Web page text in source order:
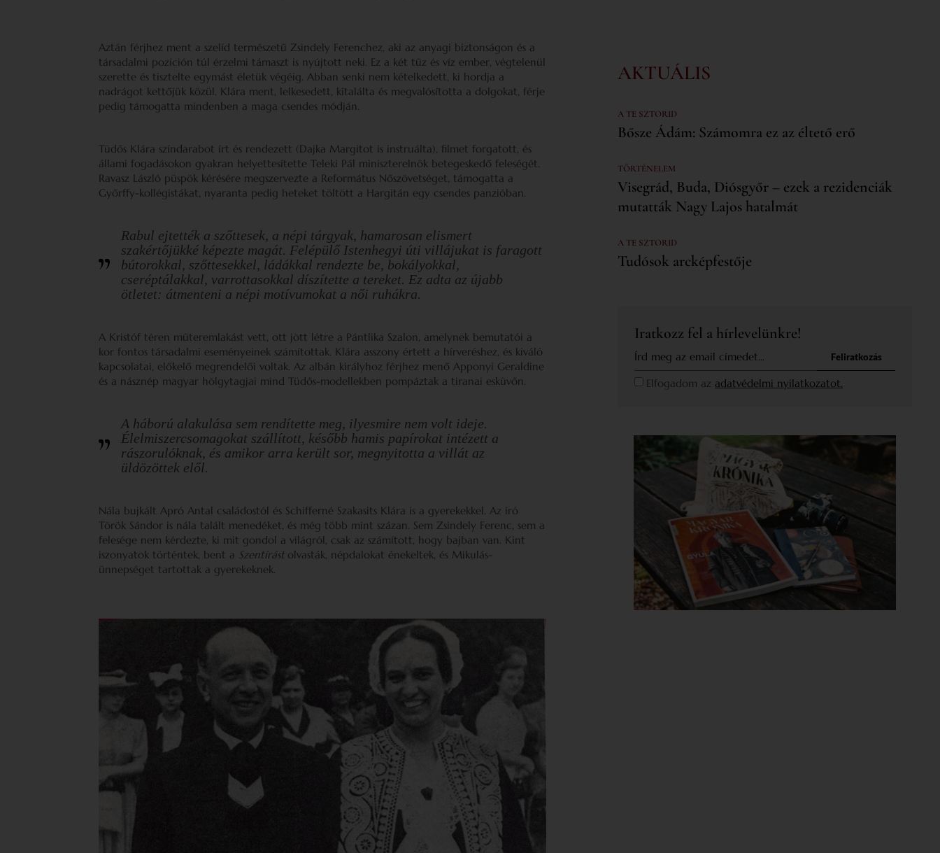
Aztán férjhez ment a szelíd természetű Zsindely Ferenchez, aki az anyagi biztonságon és a
társadalmi pozíción túl érzelmi támaszt is nyújtott neki. Ez a két tűz és víz ember, végtelenül
szerette és tisztelte egymást életük végéig. Abban senki nem kételkedett, ki hordja a
nadrágot kettőjük közül. Klára ment, lelkesedett, kitalálta és megvalósította a dolgokat, férje
pedig támogatta mindenben a maga csendes módján.
Tüdős Klára színdarabot írt és rendezett (Dajka Margitot is instruálta), filmet forgatott, és
állami fogadásokon gyakran helyettesítette Teleki Pál miniszterelnök betegeskedő feleségét.
Ravasz László püspök kérésére megszervezte a Református Nőszövetséget, támogatta a
Győrffy-kollégistákat, nyaranta pedig heteket töltött a Hargitán egy csendes panzióban.
Rabul ejtették a szőttesek, a népi tárgyak, hamarosan elismert
szakértőjükké képezte magát. Felépülő Istenhegyi úti villájukat is faragott
bútorokkal, szőttesekkel, ládákkal rendezte be, bokályokkal,
cseréptálakkal, varrottasokkal díszítette a tereket. Ez adta az újabb
ötletet: átmenteni a népi motívumokat a női ruhákra.
A Kristóf téren műteremlakást vett, ott jött létre a Pántlika Szalon, amelynek bemutatói a
kor fontos társadalmi eseményeinek számítottak. Klára asszony értett a hírveréshez, és kiváló
kapcsolatai, előkelő megrendelői voltak. Az albán királyhoz férjhez menő Apponyi Geraldine
és a násznép magyar hölgytagjai mind Tüdős-modellekben pompáztak a tiranai esküvőn.
A háború alakulása sem rendítette meg, ilyesmire nem volt ideje.
Élelmiszercsomagokat szállított, később hamis papírokat intézett a
rászorulóknak, és amikor arra került sor, megnyitotta a villát az
üldözöttek elől.
Nála bujkált Apró Antal családostól és Schifferné Szakasits Klára is a gyerekekkel. Az író
Török Sándor is nála talált menedéket, és még több mint százan. Sem Zsindely Ferenc, sem a
felesége nem kérdezte, ki mit gondol a világról, csak az számított, hogy bajban van. Kint
iszonyatok történtek, bent a Szentírást olvasták, népdalokat énekeltek, és Mikulás-
ünnepséget tartottak a gyerekeknek.
AKTUÁLIS
A TE SZTORID
Bősze Ádám: Számomra ez az éltető erő
TÖRTÉNELEM
Visegrád, Buda, Diósgyőr – ezek a rezidenciák
mutatták Nagy Lajos hatalmát
A TE SZTORID
Tudósok arcképfestője
Iratkozz fel a hírlevelünkre!
Elfogadom az adatvédelmi nyilatkozatot.
Feliratkozás